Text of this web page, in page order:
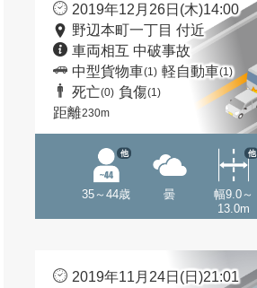
2019年12月26日(木)14:00
野辺本町一丁目 付近
車両相互 中破事故
中型貨物車(1) 軽自動車(1)
死亡(0) 負傷(1)
距離230m
35～44歳
他
曇
幅9.0～
13.0m
他
2019年11月24日(日)21:01